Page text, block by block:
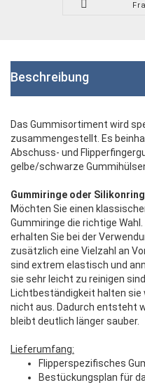
Beschreibung
Das Gummisortiment wird
zusammengestellt. Es
Abschuss- und
gelbe/schwarze
Gummiringe oder
Möchten Sie einen
Gummiringe die richtige
erhalten Sie bei der
zusätzlich eine Vielzahl an
sind extrem elastisch und
sie sehr leicht zu reinigen
Lichtbeständigkeit halten
nicht aus. Dadurch entsteht
bleibt deutlich länger sauber.
Lieferumfang:
Flipperspezifisches
Bestückungsplan für